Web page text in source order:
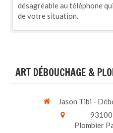
désagréable au téléphone
de votre situation.
ART DÉBOUCHAGE &
Jason Tibi -
93100
Plombier